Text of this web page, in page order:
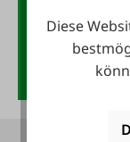
Diese